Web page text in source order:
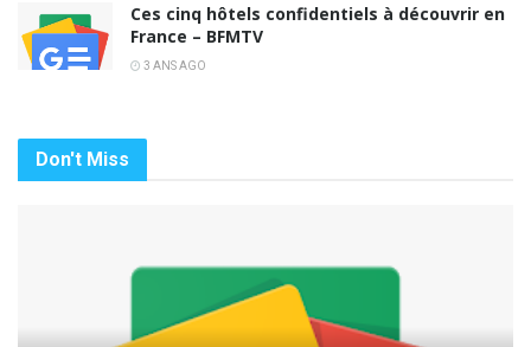
Ces cinq hôtels confidentiels à découvrir en
France – BFMTV
3 ANS AGO
Don't Miss